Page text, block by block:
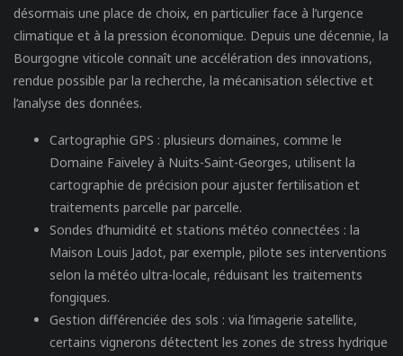
désormais une place de choix, en particulier face à l’urgence
climatique et à la pression économique. Depuis une décennie, la
Bourgogne viticole connaît une accélération des innovations,
rendue possible par la recherche, la mécanisation sélective et
l’analyse des données.
Cartographie GPS : plusieurs domaines, comme le
Domaine Faiveley à Nuits-Saint-Georges, utilisent la
cartographie de précision pour ajuster fertilisation et
traitements parcelle par parcelle.
Sondes d’humidité et stations météo connectées : la
Maison Louis Jadot, par exemple, pilote ses interventions
selon la météo ultra-locale, réduisant les traitements
fongiques.
Gestion différenciée des sols : via l’imagerie satellite,
certains vignerons détectent les zones de stress hydrique